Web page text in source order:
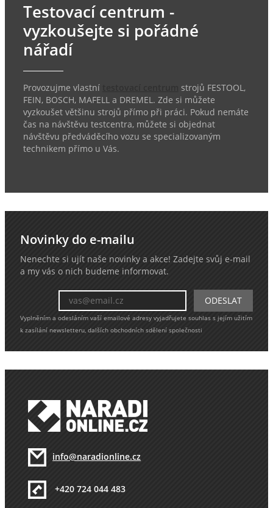
Testovací centrum -
vyzkoušejte si pořádné
nářadí
Provozujme vlastní
strojů FESTOOL,
FEIN, BOSCH, MAFELL a DREMEL. Zde si můžete
vyzkoušet většinu strojů přímo při práci. Pokud nemáte
čas na návštěvu testcentra, můžete si objednat
návštěvu předváděcího vozu se specializovaným
technikem přímo u Vás.
Novinky do e-mailu
Nenechte si ujít naše novinky a akce! Zadejte svůj e-mail
a my vás o nich budeme informovat.
Vyplněním a odesláním vaší emailové adresy vyjadřujete souhlas s jejím užitím
k zasílání newsletteru, dalších obchodních sdělení společnosti
info@naradionline.cz
+420 724 044 483